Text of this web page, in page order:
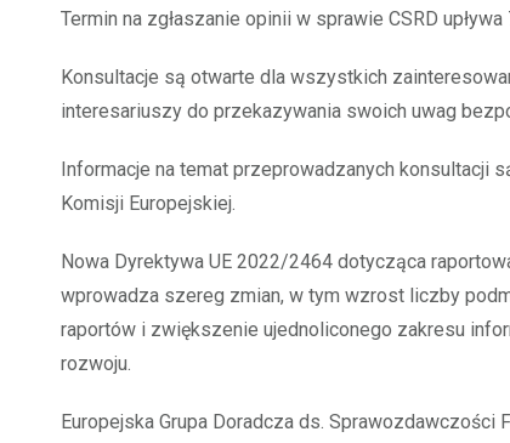
Termin na zgłaszanie opinii w sprawie CSRD upływa
Konsultacje są otwarte dla wszystkich
interesariuszy do przekazywania swoich uwag
Informacje na temat przeprowadzanych konsultacji
Komisji Europejskiej.
Nowa Dyrektywa UE 2022/2464 dotycząca
wprowadza szereg zmian, w tym wzrost liczby
raportów i zwiększenie ujednoliconego zakresu
rozwoju.
Europejska Grupa Doradcza ds. Sprawozdawczości